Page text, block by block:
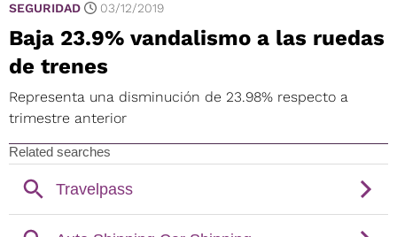
SEGURIDAD 03/12/2019
Baja 23.9% vandalismo a las ruedas
de trenes
Representa una disminución de 23.98% respecto a
trimestre anterior